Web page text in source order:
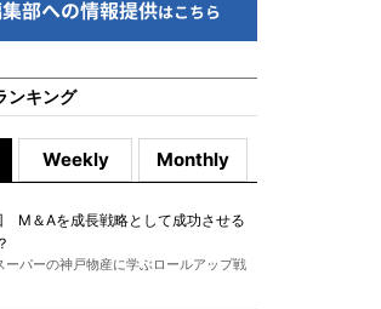
ンキング
Weekly Monthly
M＆Aを成長戦略として成功させる
ーパーの神戸物産に学ぶロールアップ戦